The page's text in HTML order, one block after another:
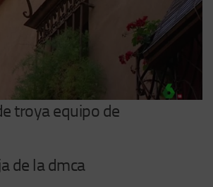
troya equipo de
de la dmca